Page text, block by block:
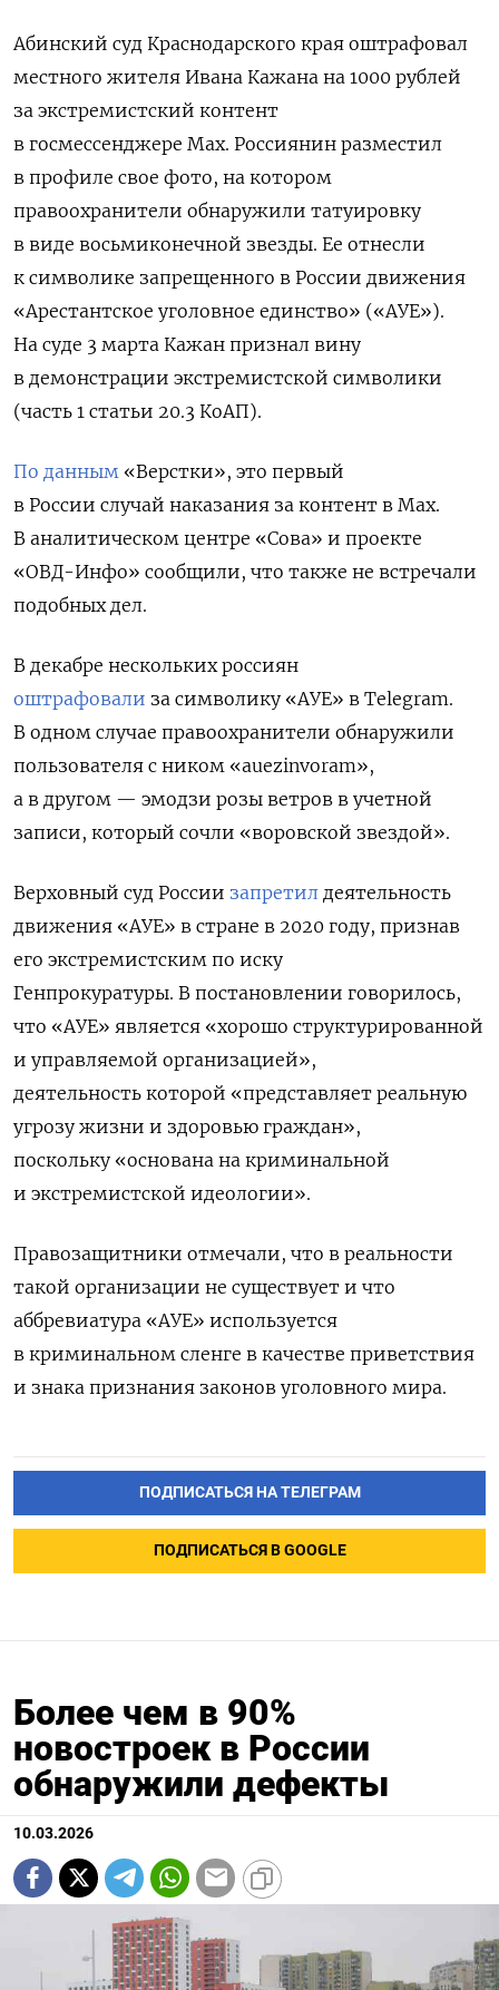
Абинский суд Краснодарского края оштрафовал
местного жителя Ивана Кажана на 1000 рублей
за экстремистский контент
в госмессенджере Max. Россиянин разместил
в профиле свое фото, на котором
правоохранители обнаружили татуировку
в виде восьмиконечной звезды. Ее отнесли
к символике запрещенного в России движения
«Арестантское уголовное единство» («АУЕ»).
На суде 3 марта Кажан признал вину
в демонстрации экстремистской символики
(часть 1 статьи 20.3 КоАП).
По данным «Верстки», это первый
в России случай наказания за контент в Max.
В аналитическом центре «Сова» и проекте
«ОВД-Инфо» сообщили, что также не встречали
подобных дел.
В декабре нескольких россиян
оштрафовали за символику «АУЕ» в Telegram.
В одном случае правоохранители обнаружили
пользователя с ником «auezinvoram»,
а в другом — эмодзи розы ветров в учетной
записи, который сочли «воровской звездой».
Верховный суд России запретил деятельность
движения «АУЕ» в стране в 2020 году, признав
его экстремистским по иску
Генпрокуратуры. В постановлении говорилось,
что «АУЕ» является «хорошо структурированной
и управляемой организацией»,
деятельность которой «представляет реальную
угрозу жизни и здоровью граждан»,
поскольку «основана на криминальной
и экстремистской идеологии».
Правозащитники отмечали, что в реальности
такой организации не существует и что
аббревиатура «АУЕ» используется
в криминальном сленге в качестве приветствия
и знака признания законов уголовного мира.
ПОДПИСАТЬСЯ НА ТЕЛЕГРАМ
ПОДПИСАТЬСЯ В GOOGLE
Более чем в 90%
новостроек в России
обнаружили дефекты
10.03.2026